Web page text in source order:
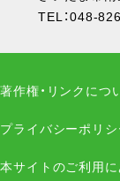
TEL：048-
著作権・リンクにつ
プライバシーポリシ
本サイトのご利用